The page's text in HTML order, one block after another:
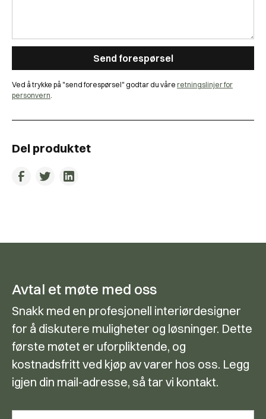
Ved å trykke på "send forespørsel" godtar du våre retningslinjer for
personvern.
Del produktet
Avtal et møte med oss
Snakk med en profesjonell interiørdesigner
for å diskutere muligheter og løsninger. Dette
første møtet er uforpliktende, og
kostnadsfritt ved kjøp av varer hos oss. Legg
igjen din mail-adresse, så tar vi kontakt.